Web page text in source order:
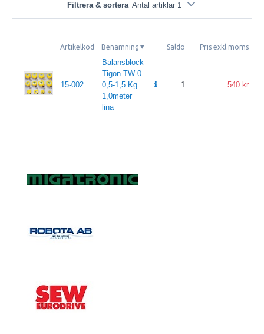
Filtrera & sortera Antal artiklar 1
Artikelkod Benämning Saldo Pris exkl.moms
15-002
Balansblock
Tigon TW-0
0,5-1,5 Kg
1,0meter
lina
1 540